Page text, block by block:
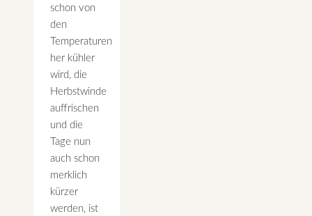
schon von
den
Temperaturen
her kühler
wird, die
Herbstwinde
auffrischen
und die
Tage nun
auch schon
merklich
kürzer
werden, ist